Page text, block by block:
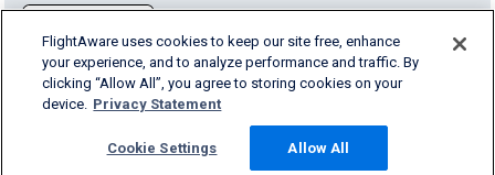
FlightAware uses cookies to keep our site free, enhance
your experience, and to analyze performance and traffic. By
clicking “Allow All”, you agree to storing cookies on your
device. Privacy Statement
Cookie Settings Allow All